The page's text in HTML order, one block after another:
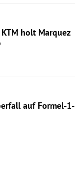
holt Marquez
auf Formel-1-